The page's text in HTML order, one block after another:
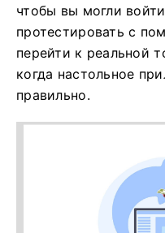
чтобы вы могли
протестировать с
перейти к реальной
когда настольное
правильно.